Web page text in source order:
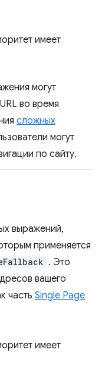
имеет
могут
во время
сложных
могут
по сайту.
выражений,
применяется
. Это
вашего
часть Single Page
имеет